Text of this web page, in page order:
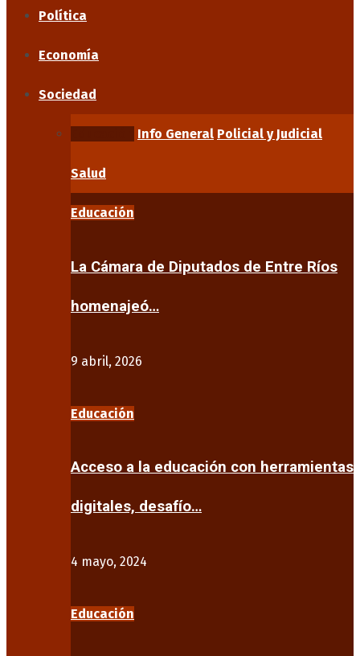
Política
Economía
Sociedad
Info General Policial y Judicial
Salud
Educación
La Cámara de Diputados de Entre Ríos
homenajeó…
9 abril, 2026
Educación
Acceso a la educación con herramientas
digitales, desafío…
4 mayo, 2024
Educación